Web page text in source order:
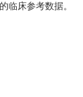
临床参考数据。